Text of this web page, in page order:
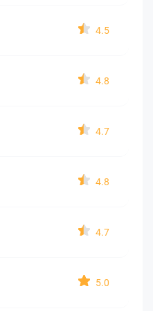
4.5
4.8
4.7
4.8
4.7
5.0